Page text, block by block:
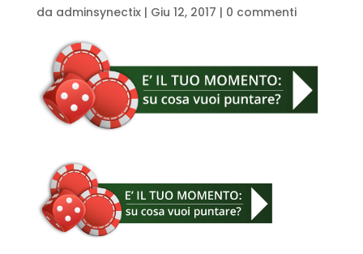
da adminsynectix| Giu 12, 2017 | 0 commenti